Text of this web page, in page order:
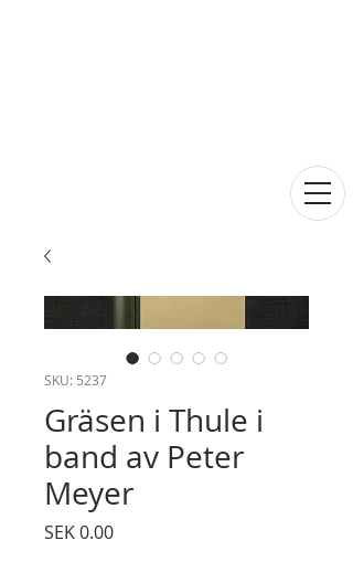
SKU: 5237
Gräsen i Thule i
band av Peter
Meyer
SEK 0.00Price